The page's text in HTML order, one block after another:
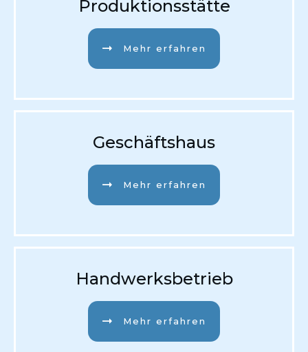
Produktionsstätte
Mehr erfahren
Geschäftshaus
Mehr erfahren
Handwerksbetrieb
Mehr erfahren